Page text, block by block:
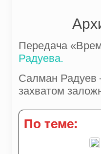
Передача
Радуева.
Салман Радуев
захватом
По теме: